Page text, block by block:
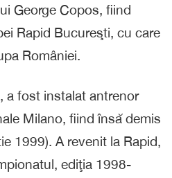
George Copos, fiind
Rapid Bucureşti, cu care
României.
a fost instalat antrenor
Milano, fiind însă demis
1999). A revenit la Rapid,
ediţia 1998-